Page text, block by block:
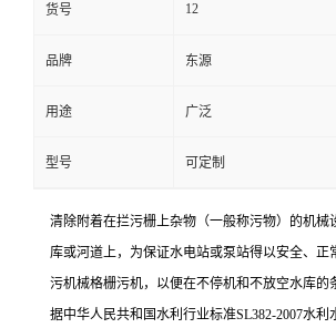
货号 12
品牌 东源
用途 广泛
型号 可定制
清除附着在拦污栅上杂物（一般称污物）的机械
库或河道上，为保证水电站或泵站得以安全、正
污机械格栅污机，以便在不停机和不放空水库的
据中华人民共和国水利行业标准SL382-2007水